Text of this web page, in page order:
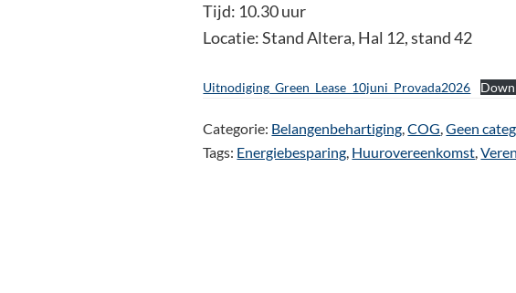
Tijd: 10.30 uur
Locatie: Stand Altera, Hal 12, stand 42
Uitnodiging_Green_Lease_10juni_Provada2026
Categorie: Belangenbehartiging,COG,Geen
Tags: Energiebesparing, Huurovereenkomst,